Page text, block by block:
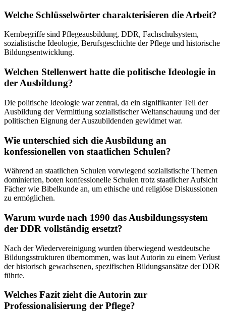
Welche Schlüsselwörter charakterisieren die Arbeit?
Kernbegriffe sind Pflegeausbildung, DDR, Fachschulsystem,
sozialistische Ideologie, Berufsgeschichte der Pflege und historische
Bildungsentwicklung.
Welchen Stellenwert hatte die politische Ideologie in
der Ausbildung?
Die politische Ideologie war zentral, da ein signifikanter Teil der
Ausbildung der Vermittlung sozialistischer Weltanschauung und der
politischen Eignung der Auszubildenden gewidmet war.
Wie unterschied sich die Ausbildung an
konfessionellen von staatlichen Schulen?
Während an staatlichen Schulen vorwiegend sozialistische Themen
dominierten, boten konfessionelle Schulen trotz staatlicher Aufsicht
Fächer wie Bibelkunde an, um ethische und religiöse Diskussionen
zu ermöglichen.
Warum wurde nach 1990 das Ausbildungssystem
der DDR vollständig ersetzt?
Nach der Wiedervereinigung wurden überwiegend westdeutsche
Bildungsstrukturen übernommen, was laut Autorin zu einem Verlust
der historisch gewachsenen, spezifischen Bildungsansätze der DDR
führte.
Welches Fazit zieht die Autorin zur
Professionalisierung der Pflege?